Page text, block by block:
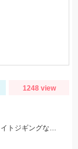
1248 view
ボートで釣行。ロックフィッシュ以外にもタイラバやライトジギングなどもできました。